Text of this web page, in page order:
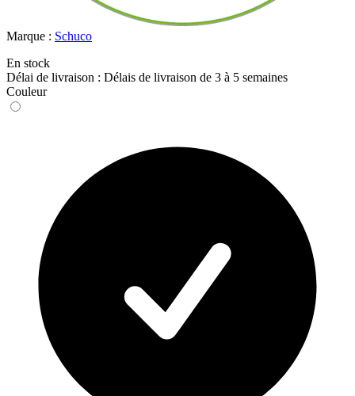
Marque : Schuco
En stock
Délai de livraison : Délais de livraison de 3 à 5 semaines
Couleur